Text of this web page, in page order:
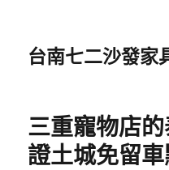
台南七二沙發家
三重寵物店
證土城免留